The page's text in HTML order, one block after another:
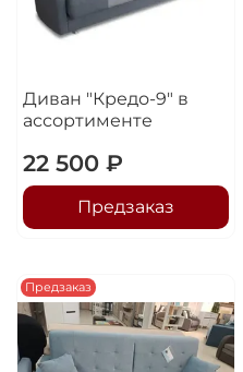
Диван "Кредо-9" в
ассортименте
22 500 ₽
Предзаказ
Предзаказ